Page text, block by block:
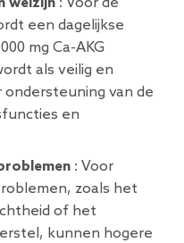
een dagelijkse
mg Ca-AKG
als veilig en
van de
en
: Voor
zoals het
of het
kunnen hogere